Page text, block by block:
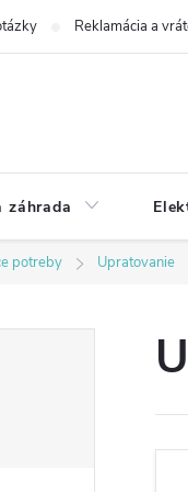
Reklamácia a
záhrada
potreby Upratovanie